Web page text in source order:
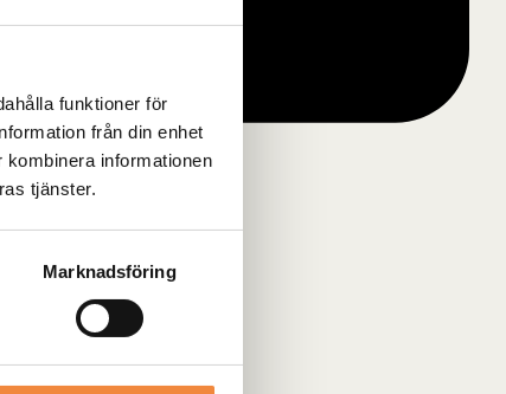
funktioner för
från din enhet
informationen
tjänster.
Marknadsföring